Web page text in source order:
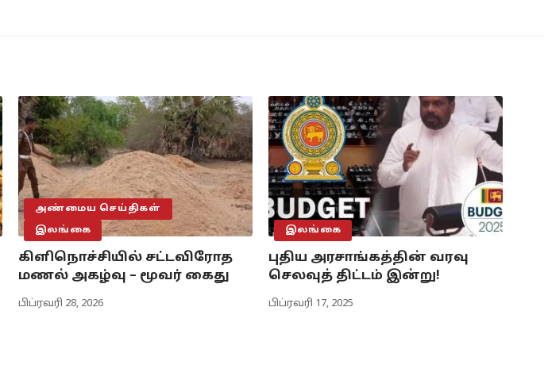
அண்மைய செய்திகள்
இலங்கை
கிளிநொச்சியில் சட்டவிரோத
மணல் அகழ்வு – மூவர் கைது
பிப்ரவரி 28, 2026
இலங்கை
புதிய அரசாங்கத்தின் வரவு
செலவுத் திட்டம் இன்று!
பிப்ரவரி 17, 2025